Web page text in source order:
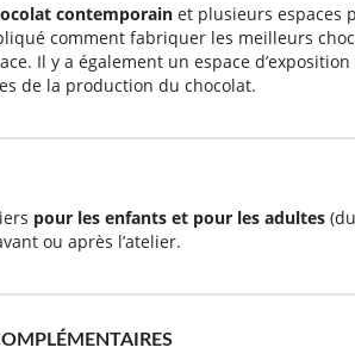
contemporain et plusieurs espaces
comment fabriquer les meilleurs
Il y a également un espace
de la production du chocolat.
pour les enfants et pour les adultes
ou après l’atelier.